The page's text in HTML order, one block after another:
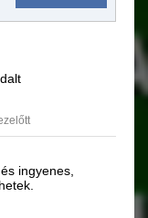
ingyenes,